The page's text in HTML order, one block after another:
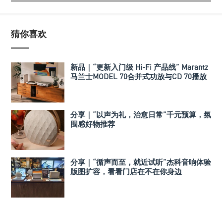
猜你喜欢
新品｜“更新入门级 Hi-Fi 产品线” Marantz
马兰士MODEL 70合并式功放与CD 70播放
分享｜“以声为礼，治愈日常”千元预算，氛
围感好物推荐
分享｜“循声而至，就近试听”杰科音响体验
版图扩容，看看门店在不在你身边